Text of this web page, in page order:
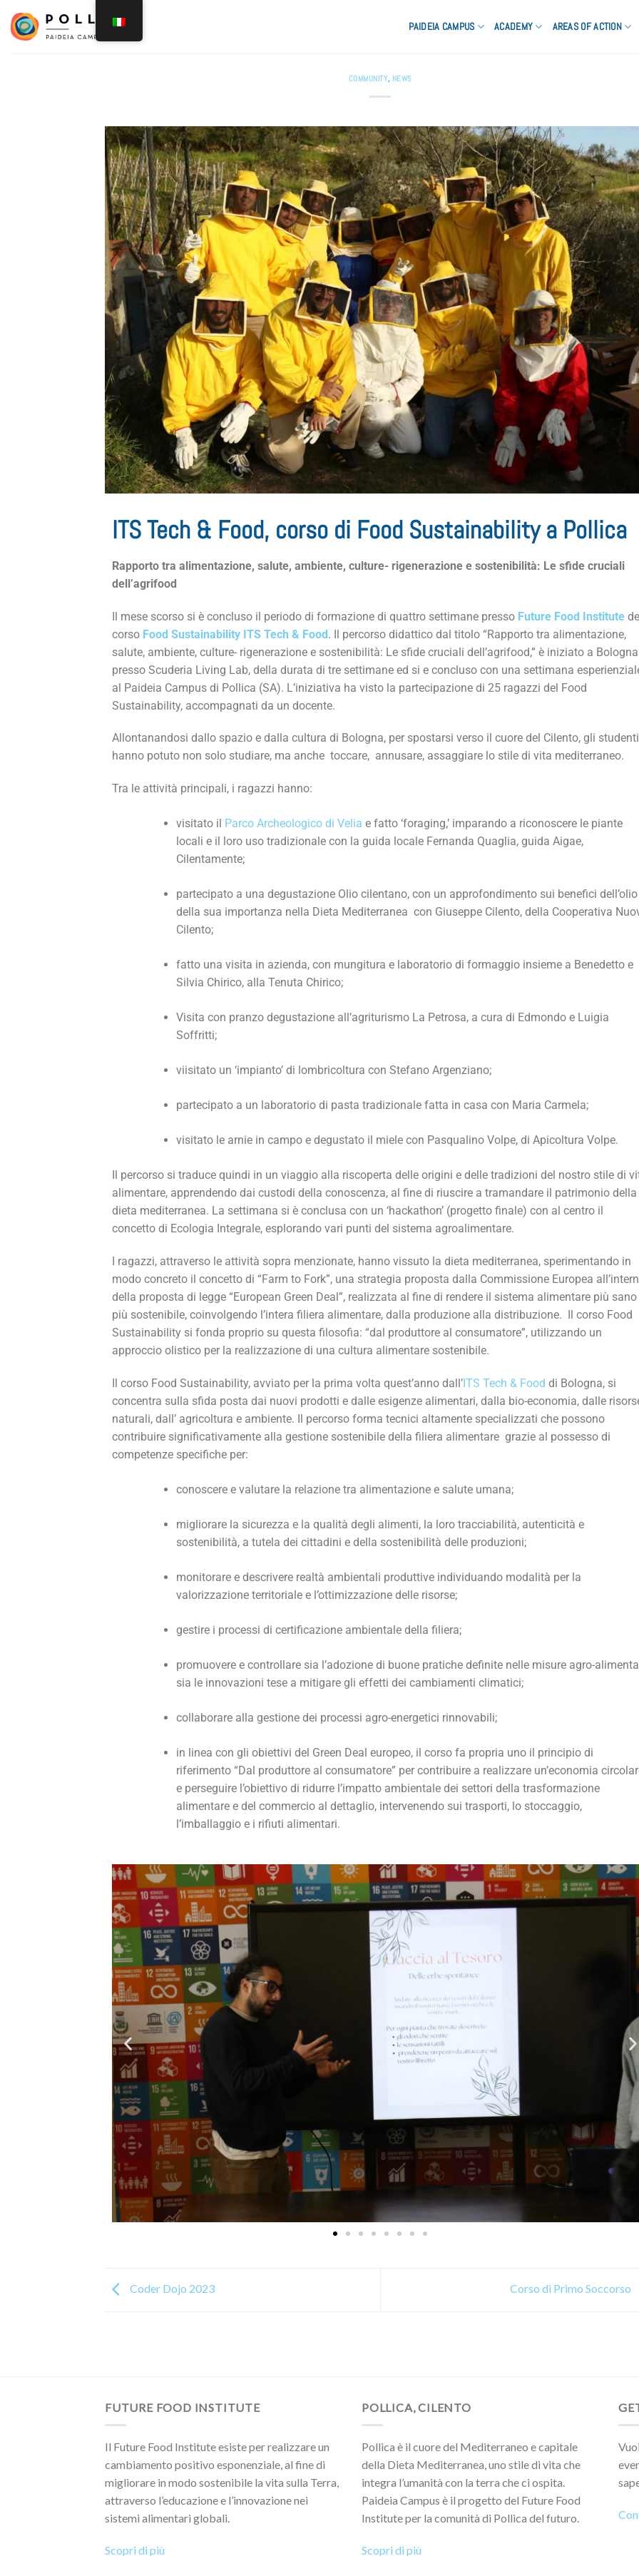
PAIDEIA CAMPUS ACADEMY AREAS OF ACTION
COMMUNITY, NEWS
ITS Tech & Food, corso di Food Sustainability a Pollica
Rapporto tra alimentazione, salute, ambiente, culture- rigenerazione e sostenibilità: Le sfide cruciali
dell’agrifood
Il mese scorso si è concluso il periodo di formazione di quattro settimane presso Future Food Institute
corso Food Sustainability ITS Tech & Food. Il percorso didattico dal titolo “Rapporto tra alimentazione,
salute, ambiente, culture- rigenerazione e sostenibilità: Le sfide cruciali dell’agrifood,” è iniziato a Bologna
presso Scuderia Living Lab, della durata di tre settimane ed si e concluso con una settimana
al Paideia Campus di Pollica (SA). L’iniziativa ha visto la partecipazione di 25 ragazzi del Food
Sustainability, accompagnati da un docente.
Allontanandosi dallo spazio e dalla cultura di Bologna, per spostarsi verso il cuore del Cilento, gli studenti
hanno potuto non solo studiare, ma anche toccare, annusare, assaggiare lo stile di vita mediterraneo.
Tra le attività principali, i ragazzi hanno:
visitato il Parco Archeologico di Velia e fatto ‘foraging,’ imparando a riconoscere le piante
locali e il loro uso tradizionale con la guida locale Fernanda Quaglia, guida Aigae,
Cilentamente;
partecipato a una degustazione Olio cilentano, con un approfondimento sui benefici dell’olio
della sua importanza nella Dieta Mediterranea con Giuseppe Cilento, della Cooperativa
Cilento;
fatto una visita in azienda, con mungitura e laboratorio di formaggio insieme a Benedetto e
Silvia Chirico, alla Tenuta Chirico;
Visita con pranzo degustazione all’agriturismo La Petrosa, a cura di Edmondo e Luigia
Soffritti;
viisitato un ‘impianto’ di lombricoltura con Stefano Argenziano;
partecipato a un laboratorio di pasta tradizionale fatta in casa con Maria Carmela;
visitato le arnie in campo e degustato il miele con Pasqualino Volpe, di Apicoltura Volpe.
Il percorso si traduce quindi in un viaggio alla riscoperta delle origini e delle tradizioni del nostro stile di
alimentare, apprendendo dai custodi della conoscenza, al fine di riuscire a tramandare il patrimonio della
dieta mediterranea. La settimana si è conclusa con un ‘hackathon’ (progetto finale) con al centro il
concetto di Ecologia Integrale, esplorando vari punti del sistema agroalimentare.
I ragazzi, attraverso le attività sopra menzionate, hanno vissuto la dieta mediterranea, sperimentando in
modo concreto il concetto di “Farm to Fork”, una strategia proposta dalla Commissione Europea
della proposta di legge “European Green Deal”, realizzata al fine di rendere il sistema alimentare più sano
più sostenibile, coinvolgendo l’intera filiera alimentare, dalla produzione alla distribuzione. Il corso Food
Sustainability si fonda proprio su questa filosofia: “dal produttore al consumatore”, utilizzando un
approccio olistico per la realizzazione di una cultura alimentare sostenibile.
Il corso Food Sustainability, avviato per la prima volta quest’anno dall’ITS Tech & Food di Bologna, si
concentra sulla sfida posta dai nuovi prodotti e dalle esigenze alimentari, dalla bio-economia, dalle
naturali, dall’ agricoltura e ambiente. Il percorso forma tecnici altamente specializzati che possono
contribuire significativamente alla gestione sostenibile della filiera alimentare grazie al possesso di
competenze specifiche per:
conoscere e valutare la relazione tra alimentazione e salute umana;
migliorare la sicurezza e la qualità degli alimenti, la loro tracciabilità, autenticità e
sostenibilità, a tutela dei cittadini e della sostenibilità delle produzioni;
monitorare e descrivere realtà ambientali produttive individuando modalità per la
valorizzazione territoriale e l’ottimizzazione delle risorse;
gestire i processi di certificazione ambientale della filiera;
promuovere e controllare sia l’adozione di buone pratiche definite nelle misure agro-
sia le innovazioni tese a mitigare gli effetti dei cambiamenti climatici;
collaborare alla gestione dei processi agro-energetici rinnovabili;
in linea con gli obiettivi del Green Deal europeo, il corso fa propria uno il principio di
riferimento “Dal produttore al consumatore” per contribuire a realizzare un’economia
e perseguire l’obiettivo di ridurre l’impatto ambientale dei settori della trasformazione
alimentare e del commercio al dettaglio, intervenendo sui trasporti, lo stoccaggio,
l’imballaggio e i rifiuti alimentari.
Coder Dojo 2023 Corso di Primo Soccorso
FUTURE FOOD INSTITUTE
Il Future Food Institute esiste per realizzare un
cambiamento positivo esponenziale, al fine di
migliorare in modo sostenibile la vita sulla Terra,
attraverso l’educazione e l’innovazione nei
sistemi alimentari globali.
Scopri di più
POLLICA, CILENTO
Pollica è il cuore del Mediterraneo e capitale
della Dieta Mediterranea, uno stile di vita che
integra l’umanità con la terra che ci ospita.
Paideia Campus è il progetto del Future Food
Institute per la comunità di Pollica del futuro.
Scopri di più